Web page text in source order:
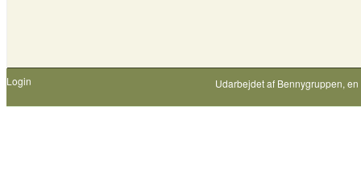
Login Udarbejdet af Bennygruppen,